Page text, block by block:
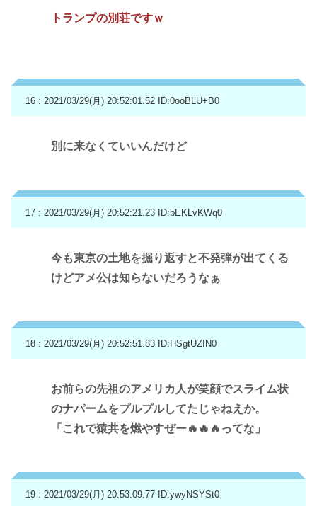
トランプの別荘ですｗ
16 : 2021/03/29(月) 20:52:01.52 ID:0ooBLU+B0
別に来なくていいんだけど
17 : 2021/03/29(月) 20:52:21.23 ID:bEKLvKWq0
今も東京の土地を掘り返すと不発弾が出てくる
けどアメ公は知らないだろうなぁ
18 : 2021/03/29(月) 20:52:51.83 ID:HSgtUZIN0
お前らの先祖のアメリカ人が笑顔でスライム状
のナパームをプルプルしてたじゃねえか。
「これで猿共を燃やすぜー🔥🔥🔥ってな」
19 : 2021/03/29(月) 20:53:09.77 ID:ywyNSYSt0